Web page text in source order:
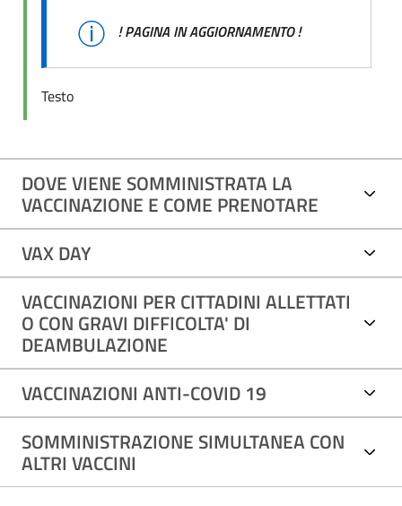
! PAGINA IN AGGIORNAMENTO !
Testo
DOVE VIENE SOMMINISTRATA LA
VACCINAZIONE E COME PRENOTARE
VAX DAY
VACCINAZIONI PER CITTADINI ALLETTATI
O CON GRAVI DIFFICOLTA' DI
DEAMBULAZIONE
VACCINAZIONI ANTI-COVID 19
SOMMINISTRAZIONE SIMULTANEA CON
ALTRI VACCINI